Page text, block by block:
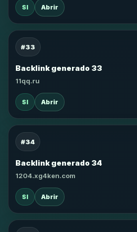
SI Abrir
#33
Backlink generado 33
11qq.ru
SI Abrir
#34
Backlink generado 34
1204.xg4ken.com
SI Abrir